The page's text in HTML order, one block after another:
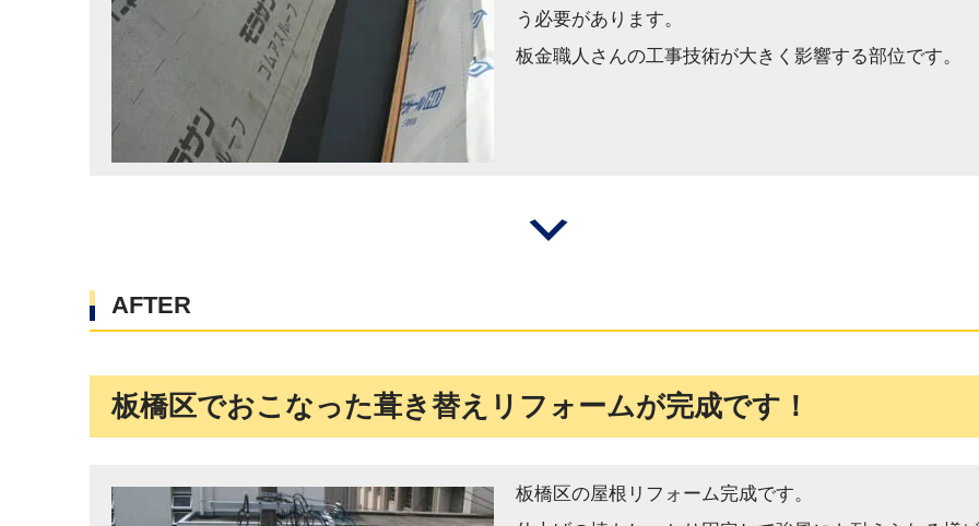
う必要があります。
板金職人さんの工事技術が大きく影響する部位です。
AFTER
板橋区でおこなった葺き替えリフォームが完成です！
板橋区の屋根リフォーム完成です。